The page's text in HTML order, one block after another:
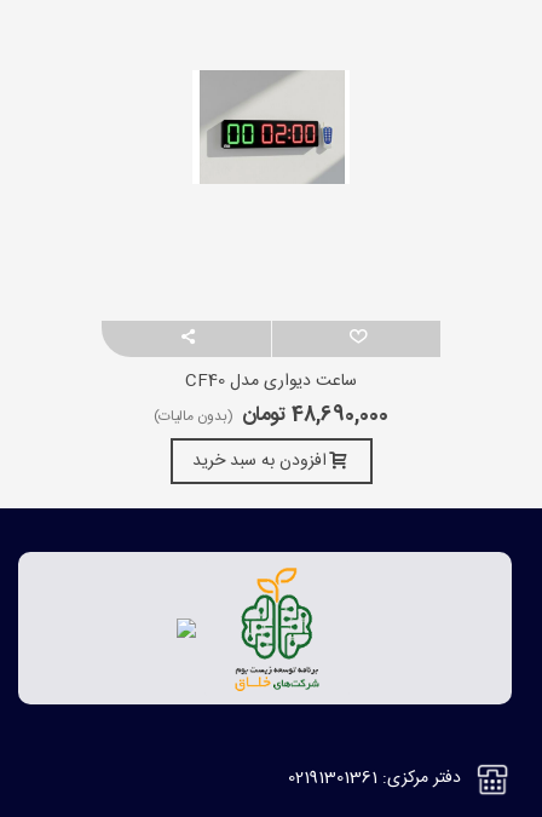
ساعت دیواری مدل CF40
48,690,000 تومان (بدون مالیات)
افزودن به سبد خرید
دفتر مرکزی: 02191301361